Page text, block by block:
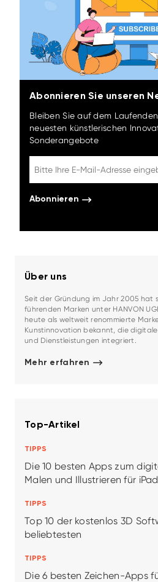
Abonnieren Sie unseren
Bleiben Sie auf dem
neuesten künstlerischen
Sonderangebote
Abonnieren
Über uns
Seit der Gründung im Jahr 2005 hat
führenden Marken unter HANVON
heute als weltweit renommierte
Kunstinnovation bekannt, die
und Dienstleistungen integriert.
Mehr erfahren
Top-Artikel
TIPPS
Die 10 besten Apps zum
Malen und Illustrieren für
TIPPS
Top 10 der kostenlos 3D
beliebtesten
TIPPS
Die 6 besten Zeichen-Apps